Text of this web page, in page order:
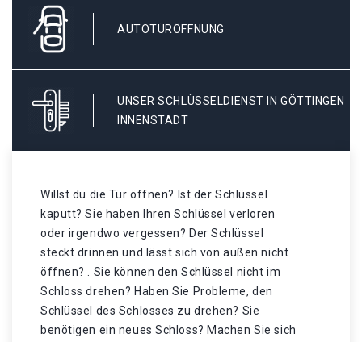
AUTOTÜRÖFFNUNG
UNSER SCHLÜSSELDIENST IN GÖTTINGEN
INNENSTADT
Willst du die Tür öffnen? Ist der Schlüssel
kaputt? Sie haben Ihren Schlüssel verloren
oder irgendwo vergessen? Der Schlüssel
steckt drinnen und lässt sich von außen nicht
öffnen? . Sie können den Schlüssel nicht im
Schloss drehen? Haben Sie Probleme, den
Schlüssel des Schlosses zu drehen? Sie
benötigen ein neues Schloss? Machen Sie sich